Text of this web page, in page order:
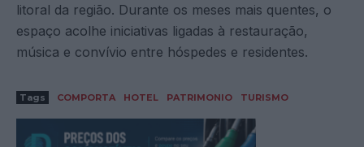
litoral da região. Durante os meses mais quentes, o
espaço acolhe iniciativas ligadas à restauração,
música e convívio entre hóspedes e residentes.
Tags COMPORTA HOTEL PATRIMONIO TURISMO